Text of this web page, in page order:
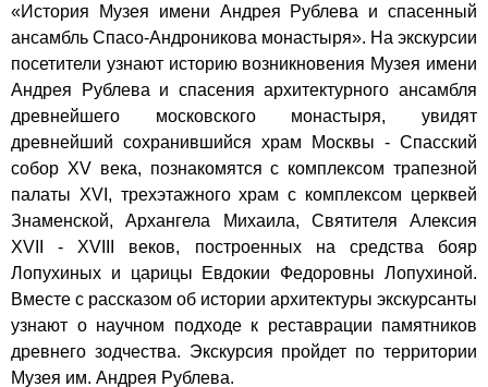
«История Музея имени Андрея Рублева и спасенный
ансамбль Спасо-Андроникова монастыря». На экскурсии
посетители узнают историю возникновения Музея имени
Андрея Рублева и спасения архитектурного ансамбля
древнейшего московского монастыря, увидят
древнейший сохранившийся храм Москвы - Спасский
собор XV века, познакомятся с комплексом трапезной
палаты XVI, трехэтажного храм с комплексом церквей
Знаменской, Архангела Михаила, Святителя Алексия
XVII - XVIII веков, построенных на средства бояр
Лопухиных и царицы Евдокии Федоровны Лопухиной.
Вместе с рассказом об истории архитектуры экскурсанты
узнают о научном подходе к реставрации памятников
древнего зодчества. Экскурсия пройдет по территории
Музея им. Андрея Рублева.